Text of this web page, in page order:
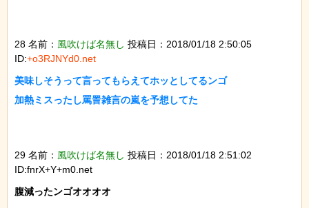
28 名前： 風吹けば名無し 投稿日：2018/01/18 2:50:05
ID:+o3RJNYd0.net
美味しそうって言ってもらえてホッとしてるンゴ
加熱ミスったし罵詈雑言の嵐を予想してた
29 名前： 風吹けば名無し 投稿日：2018/01/18 2:51:02
ID:fnrX+Y+m0.net
腹減ったンゴオオオオ